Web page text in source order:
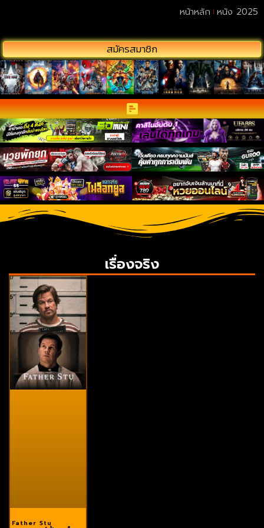
สมัครสมาชิก
หน้าหลัก หนัง 2025
เรื่องจริง
Father Stu